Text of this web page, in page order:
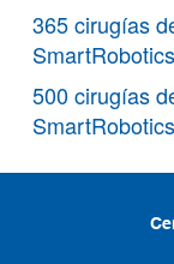
365 cirugías
500 cirugías